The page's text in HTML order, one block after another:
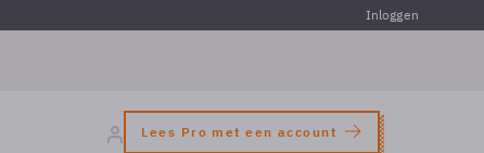
Inloggen
Lees Pro met een account